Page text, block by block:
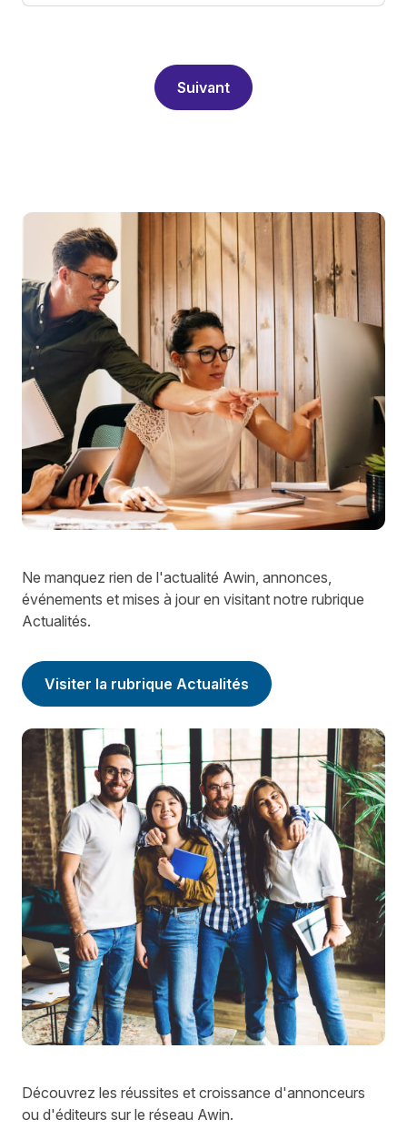
Suivant
Ne manquez rien de l'actualité Awin, annonces,
événements et mises à jour en visitant notre rubrique
Actualités.
Visiter la rubrique Actualités
Découvrez les réussites et croissance d'annonceurs
ou d'éditeurs sur le réseau Awin.